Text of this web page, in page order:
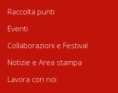
Raccolta punti
Eventi
Collaborazioni e Festival
Notizie e Area stampa
Lavora con noi